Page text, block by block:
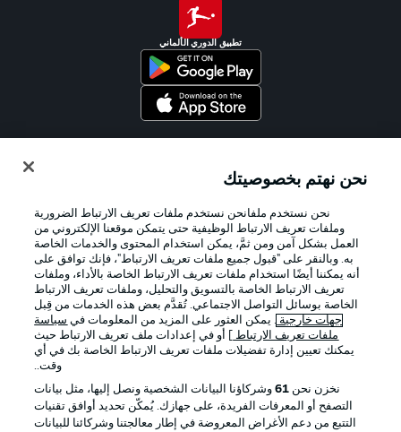
تطبيق الدوري الألماني
الإعلانات الإخطارات القانونية
شروط الاستخدام الوظائف
نحن نهتم بخصوصيتك
نحن نستخدم ملفانحن نستخدم ملفات تعريف الارتباط الضرورية
وملفات تعريف الارتباط الوظيفية حتى يتمكن موقعنا الإلكتروني من
العمل بشكل آمن ومن ثمَّ، يمكن استخدام المحتوى والخدمات الخاصة
به. وبالنقر على "قبول جميع ملفات تعريف الارتباط"، فإنك توافق على
أنه يمكننا أيضًا استخدام ملفات تعريف الارتباط الخاصة بالأداء، وملفات
تعريف الارتباط الخاصة بالتسويق والتحليل، وملفات تعريف الارتباط
الخاصة بوسائل التواصل الاجتماعي. تُقدَّم بعض هذه الخدمات من قِبل
جهات خارجية . يمكن العثور على المزيد من المعلومات في سياسة
ملفات تعريف الارتباط
] أو في إعدادات ملف تعريف الارتباط حيث
يمكنك تعيين إدارة تفضيلات ملفات تعريف الارتباط الخاصة بك في أي
وقت..
نخزن نحن 61وشركاؤنا البيانات الشخصية ونصل إليها، مثل بيانات
التصفح أو المعرفات الفريدة، على جهازك. يُمكّن تحديد أوافق تقنيات
التتبع من دعم الأغراض المعروضة في إطار معالجتنا وشركائنا للبيانات